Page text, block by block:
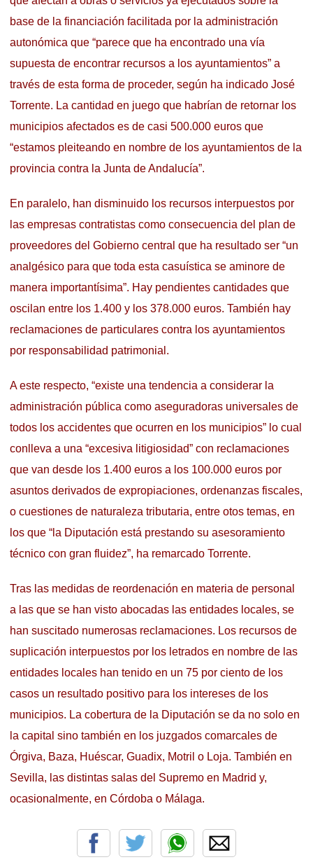
base de la financiación facilitada por la administración
autonómica que “parece que ha encontrado una vía
supuesta de encontrar recursos a los ayuntamientos” a
través de esta forma de proceder, según ha indicado José
Torrente. La cantidad en juego que habrían de retornar los
municipios afectados es de casi 500.000 euros que
“estamos pleiteando en nombre de los ayuntamientos de la
provincia contra la Junta de Andalucía”.
En paralelo, han disminuido los recursos interpuestos por
las empresas contratistas como consecuencia del plan de
proveedores del Gobierno central que ha resultado ser “un
analgésico para que toda esta casuística se aminore de
manera importantísima”. Hay pendientes cantidades que
oscilan entre los 1.400 y los 378.000 euros. También hay
reclamaciones de particulares contra los ayuntamientos
por responsabilidad patrimonial.
A este respecto, “existe una tendencia a considerar la
administración pública como aseguradoras universales de
todos los accidentes que ocurren en los municipios” lo cual
conlleva a una “excesiva litigiosidad” con reclamaciones
que van desde los 1.400 euros a los 100.000 euros por
asuntos derivados de expropiaciones, ordenanzas fiscales,
o cuestiones de naturaleza tributaria, entre otos temas, en
los que “la Diputación está prestando su asesoramiento
técnico con gran fluidez”, ha remarcado Torrente.
Tras las medidas de reordenación en materia de personal
a las que se han visto abocadas las entidades locales, se
han suscitado numerosas reclamaciones. Los recursos de
suplicación interpuestos por los letrados en nombre de las
entidades locales han tenido en un 75 por ciento de los
casos un resultado positivo para los intereses de los
municipios. La cobertura de la Diputación se da no solo en
la capital sino también en los juzgados comarcales de
Órgiva, Baza, Huéscar, Guadix, Motril o Loja. También en
Sevilla, las distintas salas del Supremo en Madrid y,
ocasionalmente, en Córdoba o Málaga.